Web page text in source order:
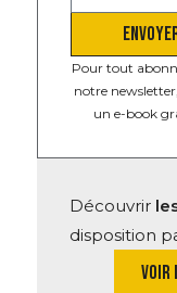
Découvrir
disposition
VOIR
Pour tout
notre
un e-book